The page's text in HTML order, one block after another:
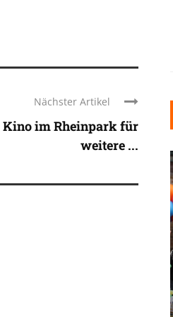
Nächster Artikel
im Rheinpark für
weitere ...